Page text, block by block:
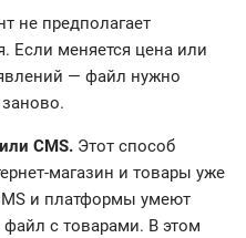
не предполагает
Если меняется цена или
— файл нужно
заново.
CMS. Этот способ
магазин и товары уже
и платформы умеют
с товарами. В этом